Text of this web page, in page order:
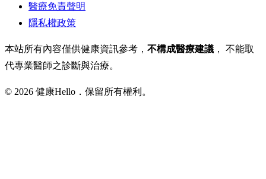
醫療免責聲明
隱私權政策
本站所有內容僅供健康資訊參考， 不構成醫療建議 ， 不能取
代專業醫師之診斷與治療。
© 2026 健康Hello．保留所有權利。